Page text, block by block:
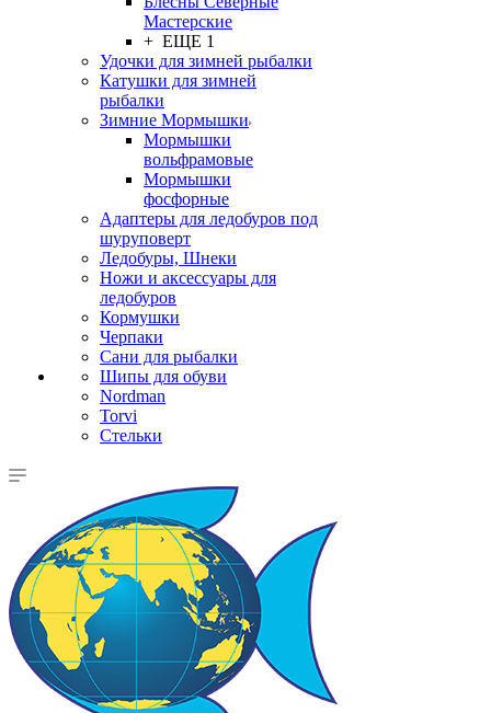
Мастерские
+ ЕЩЕ 1
Удочки для зимней рыбалки
Катушки для зимней
рыбалки
Зимние Мормышки
Мормышки
вольфрамовые
Мормышки
фосфорные
Адаптеры для ледобуров под
шуруповерт
Ледобуры, Шнеки
Ножи и аксессуары для
ледобуров
Кормушки
Черпаки
Сани для рыбалки
Шипы для обуви
Nordman
Torvi
Стельки